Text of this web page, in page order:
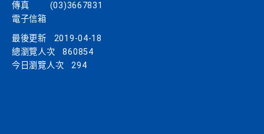
傳真
(03)3667831
電子信箱
最後更新
2019-04-18
總瀏覽人次
860854
今日瀏覽人次
294